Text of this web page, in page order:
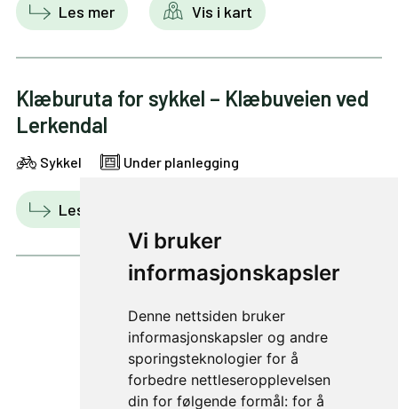
Vi bruker
informasjonskapsler
Denne nettsiden bruker
informasjonskapsler og andre
sporingsteknologier for å
forbedre nettleseropplevelsen
din for følgende formål: for å
Les mer Vis i kart
Klæburuta for sykkel – Klæbuveien ved
Lerkendal
Sykkel Under planlegging
Les mer
1 av 30